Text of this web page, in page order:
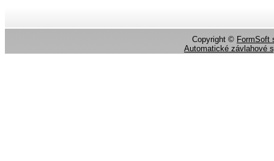
Copyright © FormSoft
Automatické závlahové